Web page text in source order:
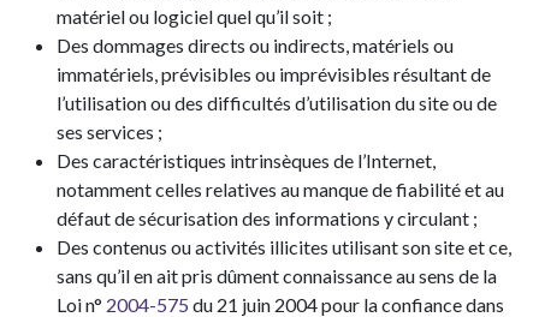
matériel ou logiciel quel qu’il soit ;
Des dommages directs ou indirects, matériels ou
immatériels, prévisibles ou imprévisibles résultant de
l’utilisation ou des difficultés d’utilisation du site ou de
ses services ;
Des caractéristiques intrinsèques de l’Internet,
notamment celles relatives au manque de fiabilité et au
défaut de sécurisation des informations y circulant ;
Des contenus ou activités illicites utilisant son site et ce,
sans qu’il en ait pris dûment connaissance au sens de la
Loi n° 2004-575 du 21 juin 2004 pour la confiance dans